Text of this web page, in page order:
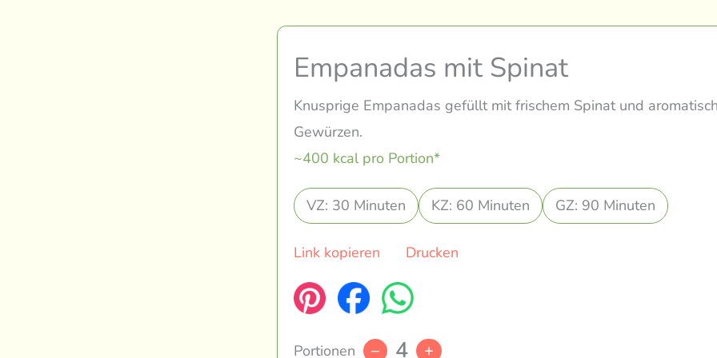
Empanadas mit Spinat
Knusprige Empanadas gefüllt mit frischem Spinat und
Gewürzen.
~400 kcal pro Portion*
VZ: 30 Minuten KZ: 60 Minuten GZ: 90 Minuten
Link kopieren Drucken
Portionen – 4 +